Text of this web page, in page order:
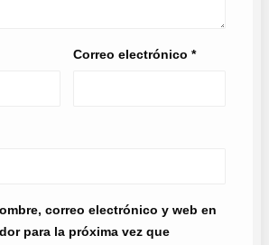
Correo electrónico*
correo electrónico y web en
para la próxima vez que